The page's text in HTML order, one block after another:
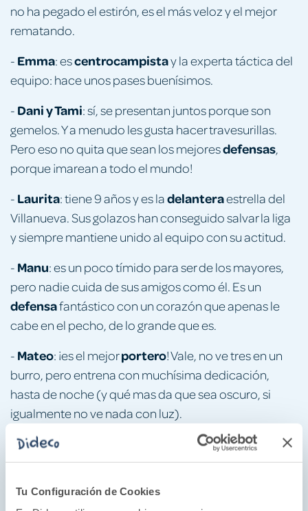
Tu Configuración de Cookies
no ha pegado el estirón, es el más veloz y el mejor
rematando.
- Emma: escentrocampistay la experta táctica del
equipo: hace unos pases buenísimos.
- Dani y Tami: sí, se presentan juntos porque son
gemelos. Y a menudo les gusta hacer travesurillas.
Pero eso no quita que sean los mejoresdefensas,
porque ¡marean a todo el mundo!
- Laurita: tiene 9 años y es ladelanteraestrella del
Villanueva. Sus golazos han conseguido salvar la liga
y siempre mantiene unido al equipo con su actitud.
- Manu: es un poco tímido para ser de los mayores,
pero nadie cuida de sus amigos como él. Es un
defensafantástico con un corazón que apenas le
cabe en el pecho, de lo grande que es.
- Mateo: ¡es el mejorportero! Vale, no ve tres en un
burro, pero entrena con muchísima dedicación,
hasta de noche (y qué mas da que sea oscuro, si
igualmente no ve nada con luz).
¿Qué encontrarás en este libro?
paralos y las amantes del fútbol